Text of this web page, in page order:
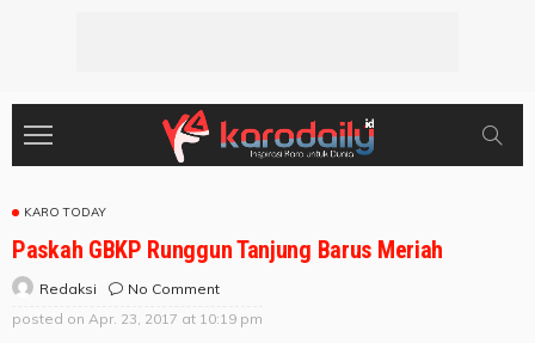
KARO TODAY
Paskah GBKP Runggun Tanjung Barus Meriah
Redaksi
No Comment
posted on Apr. 23, 2017 at 10:19 pm